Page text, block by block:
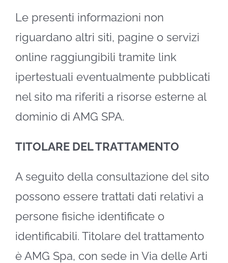
Le presenti informazioni non
riguardano altri siti, pagine o servizi
online raggiungibili tramite link
ipertestuali eventualmente pubblicati
nel sito ma riferiti a risorse esterne al
dominio di AMG SPA.
TITOLARE DEL TRATTAMENTO
A seguito della consultazione del sito
possono essere trattati dati relativi a
persone fisiche identificate o
identificabili. Titolare del trattamento
è AMG Spa, con sede in Via delle Arti